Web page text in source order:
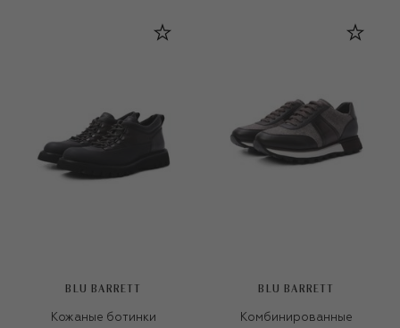
BLU BARRETT
Кожаные ботинки
BLU BARRETT
Комбинированные